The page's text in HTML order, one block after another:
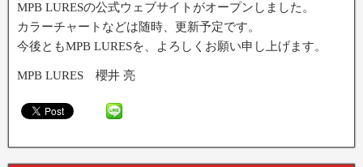
MPB LURESの公式ウェブサイトがオープンしました。
カラーチャートなどは随時、更新予定です。
今後ともMPB LURESを、よろしくお願い申し上げます。
MPB LURES 櫻井 亮